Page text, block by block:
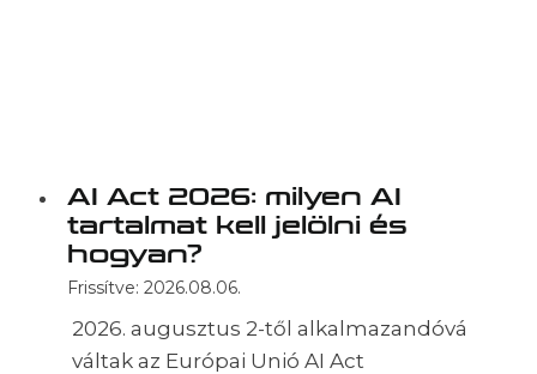
AI Act 2026: milyen AI
tartalmat kell jelölni és
hogyan?
Frissítve: 2026.08.06.
2026. augusztus 2-től alkalmazandóvá
váltak az Európai Unió AI Act